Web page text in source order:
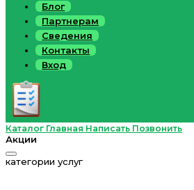
Блог
Партнерам
Сведения
Контакты
Вход
Каталог Главная Написать Позвонить
Акции
категории услуг